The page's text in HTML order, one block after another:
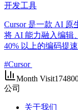
开发工具
Cursor 是一款 AI 原
将 AI 能力融入编辑
40% 以上的编码提速
#Cursor
Month Visit
公司
关于我们